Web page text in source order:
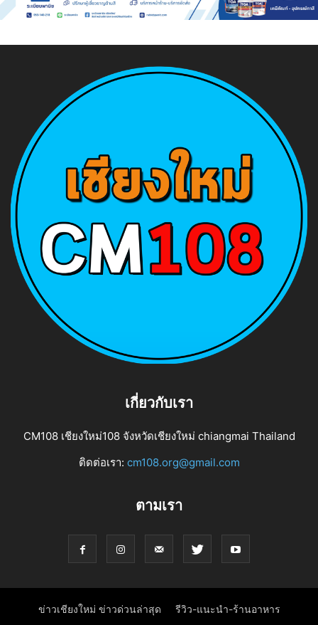
เกี่ยวกับเรา
CM108 เชียงใหม่108 จังหวัดเชียงใหม่ chiangmai Thailand
ติดต่อเรา: cm108.org@gmail.com
ตามเรา
ข่าวเชียงใหม่ ข่าวด่วนล่าสุด รีวิว-แนะนำ-ร้านอาหาร